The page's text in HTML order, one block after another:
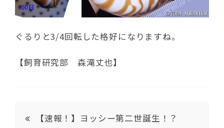
ぐるりと3/4回転した格好になりますね。
【飼育研究部 森滝丈也】
【速報！】ヨッシー第二世誕生！？